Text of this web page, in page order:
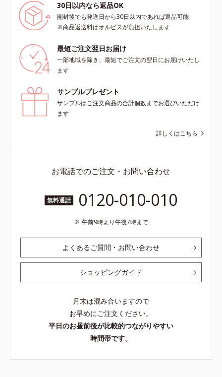
30日以内なら返品OK
開封後でも発送日から30日以内であれば返品可能
※商品返送料はオルビスが負担いたします
最短ご注文翌日お届け
一部地域を除き、最短でご注文の翌日にお届けいたし
ます
サンプルプレゼント
サンプルはご注文商品の合計個数までお選びいただけ
ます
詳しくはこちら
お電話でのご注文・お問い合わせ
無料通話 0120-010-010
午前9時より午後7時まで
よくあるご質問・お問い合わせ
ショッピングガイド
月末は混み合いますので
お早めにご注文ください。
平日のお昼前後が比較的つながりやすい
時間帯です。